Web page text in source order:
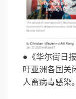
●《华尔街日
吁亚洲各国关
人畜病毒感染。